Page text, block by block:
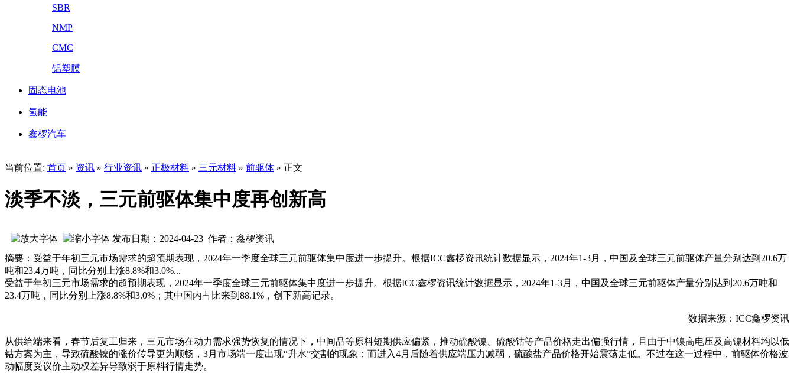
SBR
NMP
CMC
铝塑膜
固态电池
氢能
鑫椤汽车
当前位置: 首页 » 资讯 » 行业资讯 » 正极材料 » 三元材料 » 前驱体 » 正文
淡季不淡，三元前驱体集中度再创新高
发布日期：2024-04-23 作者：鑫椤资讯
摘要：受益于年初三元市场需求的超预期表现，2024年一季度全球三元前驱体集中度进一步提升。根据ICC鑫椤资讯统计数据显示，2024年1-3月，中国及全球三元前驱体产量分别达到20.6万
吨和23.4万吨，同比分别上涨8.8%和3.0%...
受益于年初三元市场需求的超预期表现，2024年一季度全球三元前驱体集中度进一步提升。根据ICC鑫椤资讯统计数据显示，2024年1-3月，中国及全球三元前驱体产量分别达到20.6万吨和
23.4万吨，同比分别上涨8.8%和3.0%；其中国内占比来到88.1%，创下新高记录。
数据来源：ICC鑫椤资讯
从供给端来看，春节后复工归来，三元市场在动力需求强势恢复的情况下，中间品等原料短期供应偏紧，推动硫酸镍、硫酸钴等产品价格走出偏强行情，且由于中镍高电压及高镍材料均以低
钴方案为主，导致硫酸镍的涨价传导更为顺畅，3月市场端一度出现“升水”交割的现象；而进入4月后随着供应端压力减弱，硫酸盐产品价格开始震荡走低。不过在这一过程中，前驱体价格波
动幅度受议价主动权差异导致弱于原料行情走势。